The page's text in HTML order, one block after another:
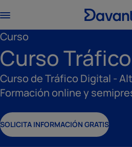
Curso
Curso
Curso de Tráfico Digital -
Formación online y
SOLICITA INFORMACIÓN GRATIS